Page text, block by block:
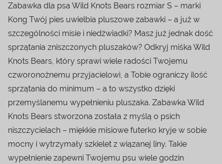
Zabawka dla psa Wild Knots Bears rozmiar S – marki
Kong Twój pies uwielbia pluszowe zabawki – a już w
szczególności misie i niedźwiadki? Masz już jednak dość
sprzątania zniszczonych pluszaków? Odkryj miśka Wild
Knots Bears, który sprawi wiele radości Twojemu
czworonożnemu przyjacielowi, a Tobie ograniczy ilość
sprzątania do minimum – a to wszystko dzięki
przemyślanemu wypełnieniu pluszaka. Zabawka Wild
Knots Bears stworzona została z myślą o psich
niszczycielach – miękkie misiowe futerko kryje w sobie
mocny i wytrzymały szkielet z wiązanej liny. Takie
wypełnienie zapewni Twojemu psu wiele godzin